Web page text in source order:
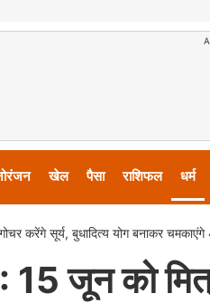
खेल पैसा राशिफल धर्म
सूर्य, बुधादित्य योग बनाकर चमकाएंगे
जून को मित्र